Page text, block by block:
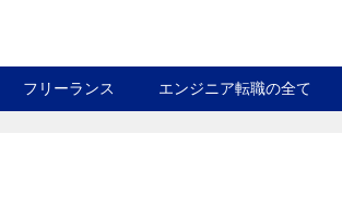
フリーランス エンジニア転職の全て